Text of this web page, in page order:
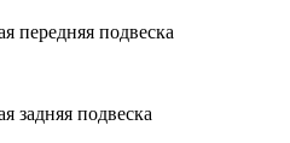
передняя подвеска
задняя подвеска